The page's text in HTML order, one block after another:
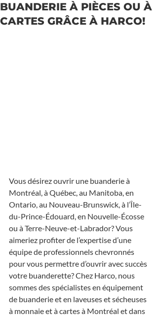
BUANDERIE À PIÈCES OU À
CARTES GRÂCE À HARCO!
Vous désirez ouvrir une buanderie à
Montréal, à Québec, au Manitoba, en
Ontario, au Nouveau-Brunswick, à l’Île-
du-Prince-Édouard, en Nouvelle-Écosse
ou à Terre-Neuve-et-Labrador? Vous
aimeriez profiter de l’expertise d’une
équipe de professionnels chevronnés
pour vous permettre d’ouvrir avec succès
votre buanderette? Chez Harco, nous
sommes des spécialistes en équipement
de buanderie et en laveuses et sécheuses
à monnaie et à cartes à Montréal et dans